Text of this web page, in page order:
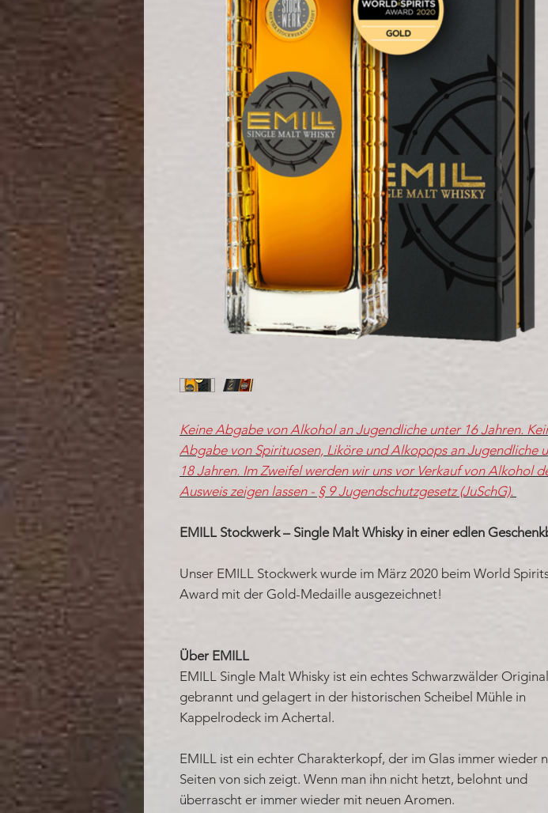
Keine Abgabe von Alkohol an Jugendliche unter 16 Jahren.
Abgabe von Spirituosen, Liköre und Alkopops an Jugendliche
18 Jahren. Im Zweifel werden wir uns vor Verkauf von Alkohol
Ausweis zeigen lassen - § 9 Jugendschutzgesetz (JuSchG).
EMILL Stockwerk – Single Malt Whisky in einer edlen
Unser EMILL Stockwerk wurde im März 2020 beim World
Award mit der Gold-Medaille ausgezeichnet!
Über EMILL
EMILL Single Malt Whisky ist ein echtes Schwarzwälder
gebrannt und gelagert in der historischen Scheibel Mühle in
Kappelrodeck im Achertal.
EMILL ist ein echter Charakterkopf, der im Glas immer wieder
Seiten von sich zeigt. Wenn man ihn nicht hetzt, belohnt und
überrascht er immer wieder mit neuen Aromen.